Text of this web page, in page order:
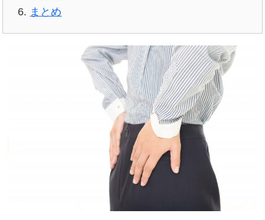
まとめ